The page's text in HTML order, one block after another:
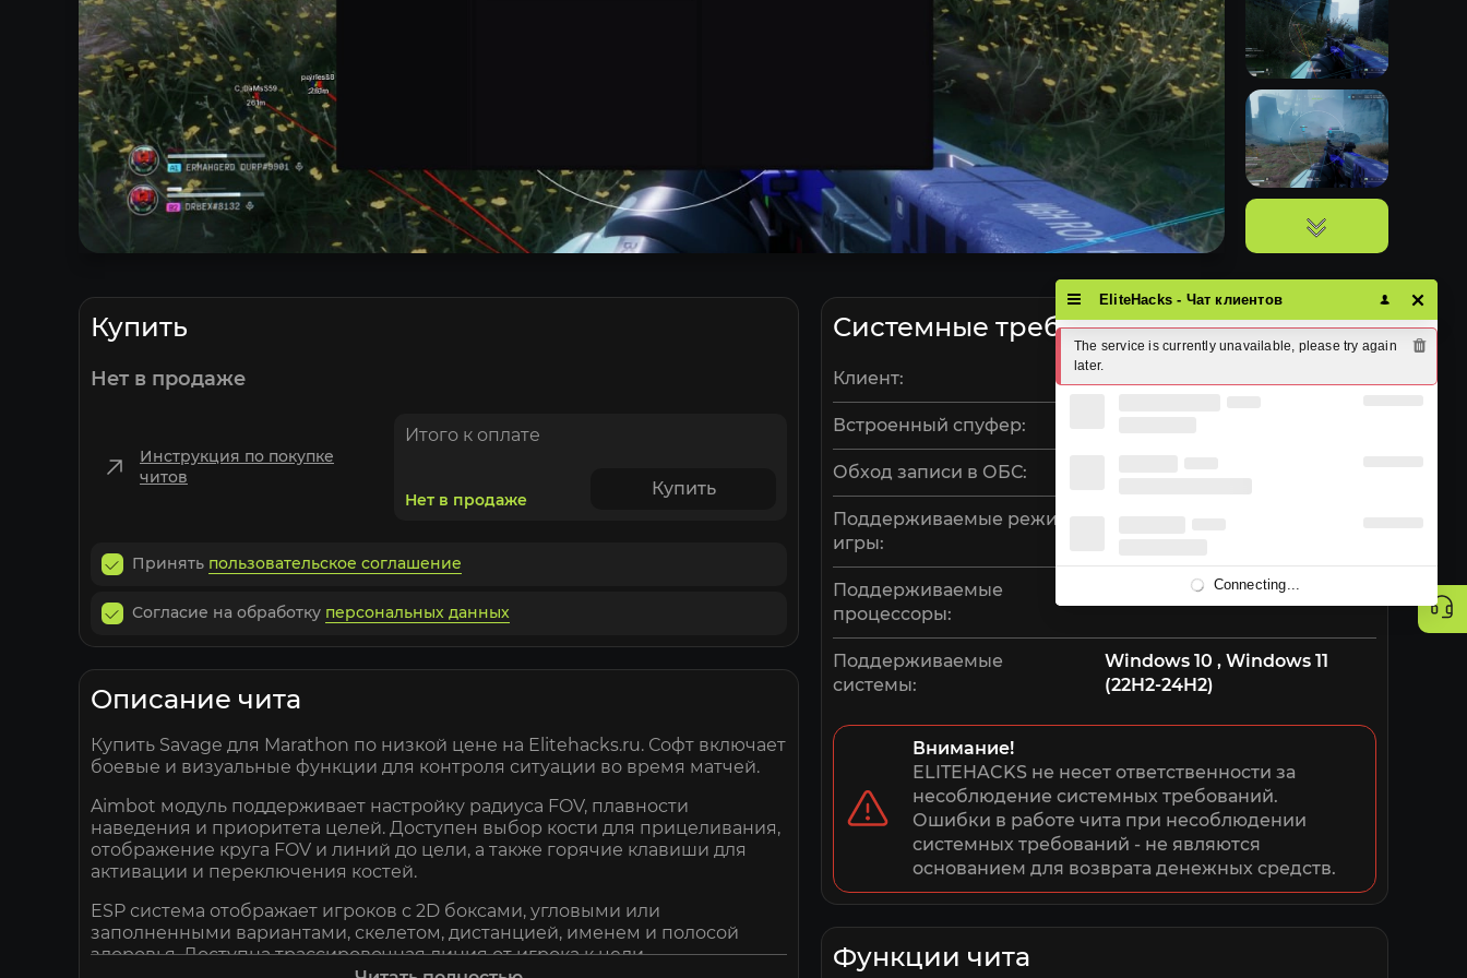
Купить
Нет в продаже
Инструкция по покупке
читов
Итого к оплате
Нет в продаже
Купить
Принять пользовательское соглашение
Согласие на обработку персональных данных
Описание чита
Купить Savage для Marathon по низкой цене на Elitehacks.ru. Софт включает
боевые и визуальные функции для контроля ситуации во время матчей.
Aimbot модуль поддерживает настройку радиуса FOV, плавности
наведения и приоритета целей. Доступен выбор кости для прицеливания,
отображение круга FOV и линий до цели, а также горячие клавиши для
активации и переключения костей.
ESP система отображает игроков с 2D боксами, угловыми или
заполненными вариантами, скелетом, дистанцией, именем и полосой
здоровья. Доступна трассировочная линия от игрока к цели.
Системные требования
Клиент:
Встроенный спуфер:
Обход записи в ОБС:
Поддерживаемые режимы
игры:
Поддерживаемые
процессоры:
Intel и AMD
Поддерживаемые
системы:
Windows 10 , Windows 11
(22H2-24H2)
Внимание!
ELITEHACKS не несет ответственности за
несоблюдение системных требований.
Ошибки в работе чита при несоблюдении
системных требований - не являются
основанием для возврата денежных средств.
Функции чита
EliteHacks - Чат клиентов
The service is currently unavailable, please try again
later.
Connecting...